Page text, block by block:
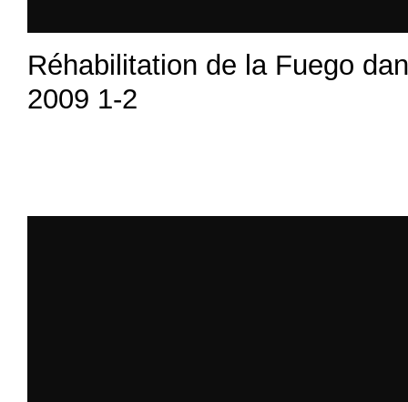
Réhabilitation de la Fuego
2009 1-2